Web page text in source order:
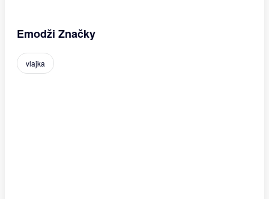
Emodži Značky
vlajka